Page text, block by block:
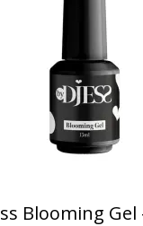
Blooming Gel